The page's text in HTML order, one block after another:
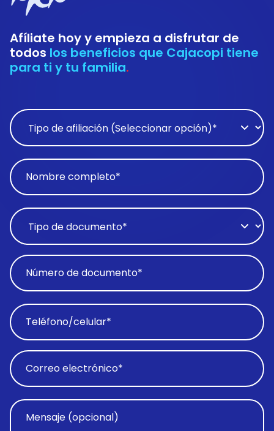
Afíliate hoy y empieza a disfrutar de
todos los beneficios que Cajacopi tiene
para ti y tu familia.